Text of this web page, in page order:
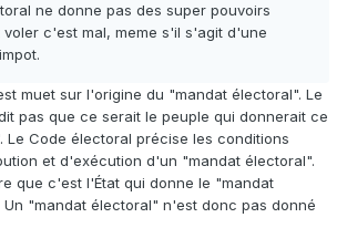
ne donne pas des super pouvoirs
voler c'est mal, meme s'il s'agit d'une
muet sur l'origine du "mandat électoral". Le
pas que ce serait le peuple qui donnerait ce
Le Code électoral précise les conditions
et d'exécution d'un "mandat électoral".
que c'est l'État qui donne le "mandat
"mandat électoral" n'est donc pas donné